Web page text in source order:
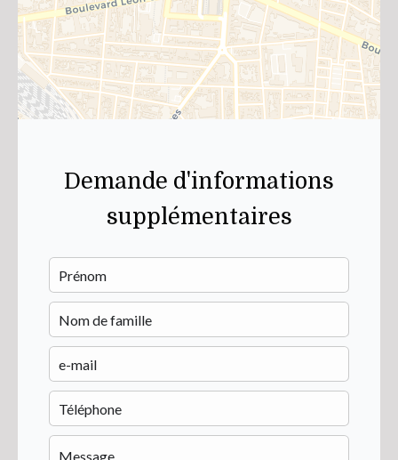
Demande d'informations
supplémentaires